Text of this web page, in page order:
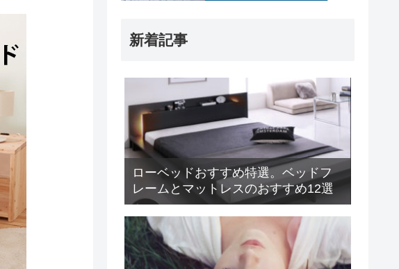
新着記事
ローベッドおすすめ特選。ベッドフ
レームとマットレスのおすすめ12選